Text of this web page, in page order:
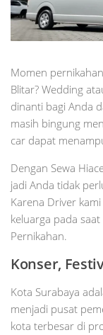
Momen
Blitar? Wedding
dinanti bagi Anda
masih bingung
car dapat
Dengan Sewa
jadi Anda tidak
Karena Driver
keluarga pada
Pernikahan.
Konser,
Kota Surabaya
menjadi pusat
kota terbesar di